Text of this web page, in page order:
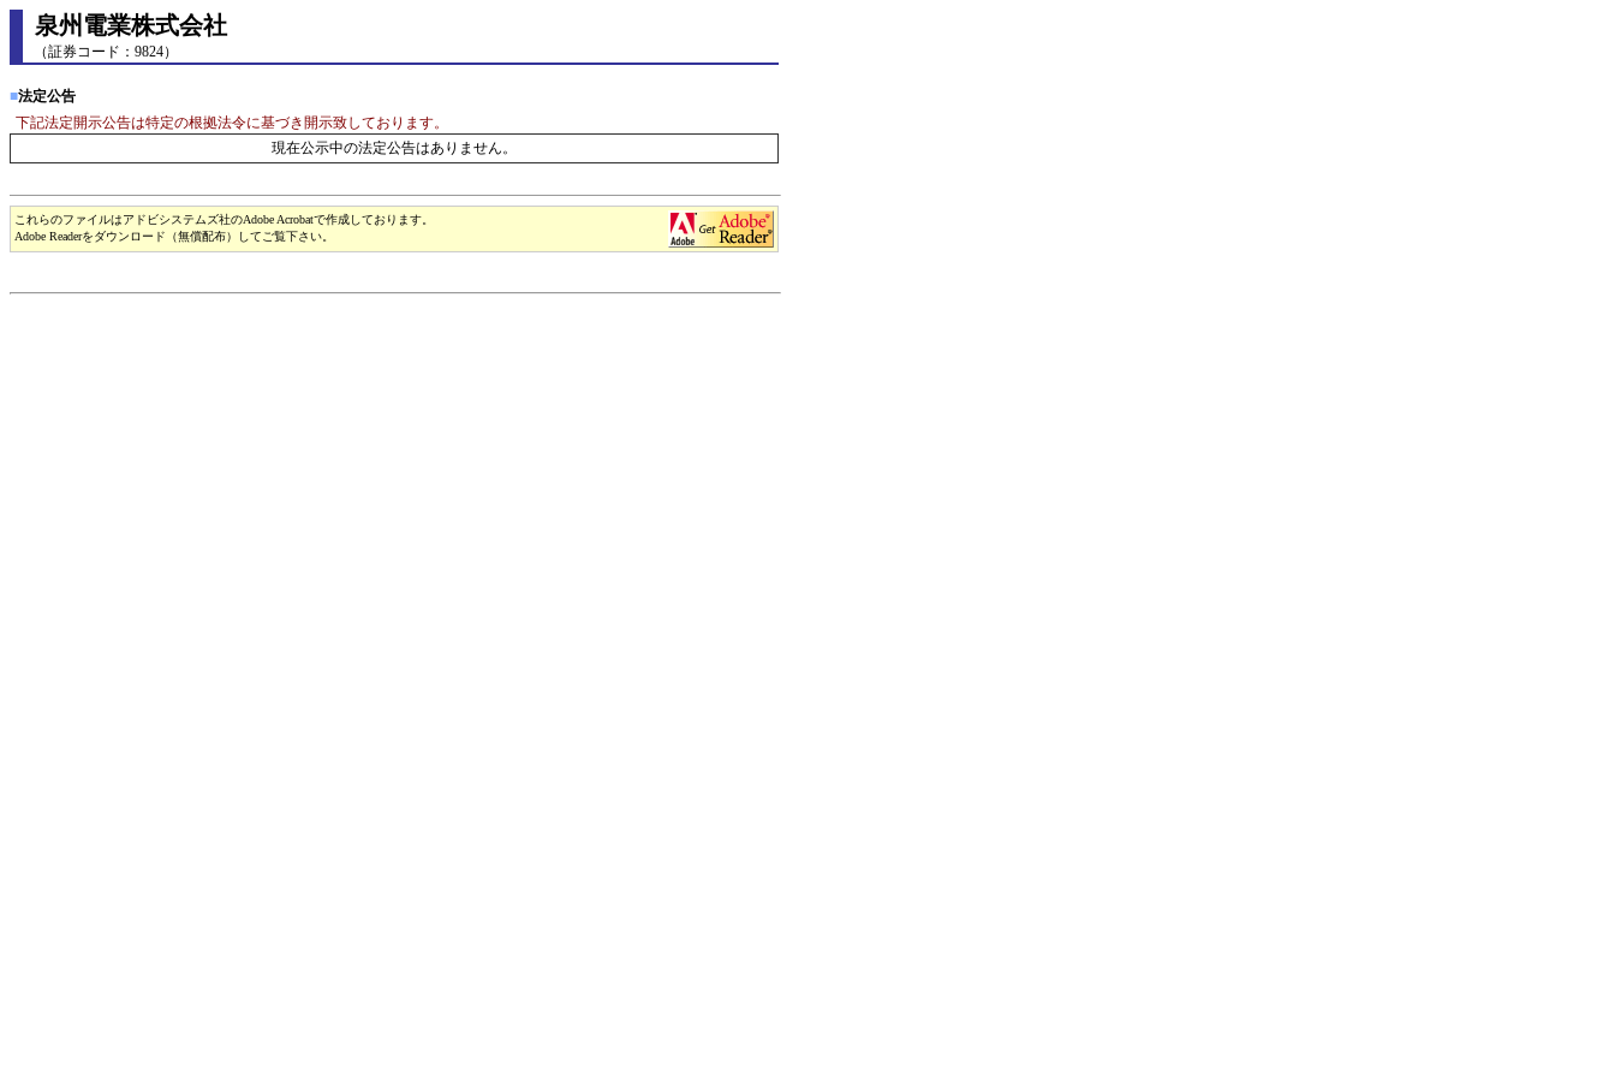
泉州電業株式会社
（証券コード：9824）
■法定公告
下記法定開示公告は特定の根拠法令に基づき開示致しております。
現在公示中の法定公告はありません。
これらのファイルはアドビシステムズ社のAdobe Acrobatで作成しております。
Adobe Readerをダウンロード（無償配布）してご覧下さい。